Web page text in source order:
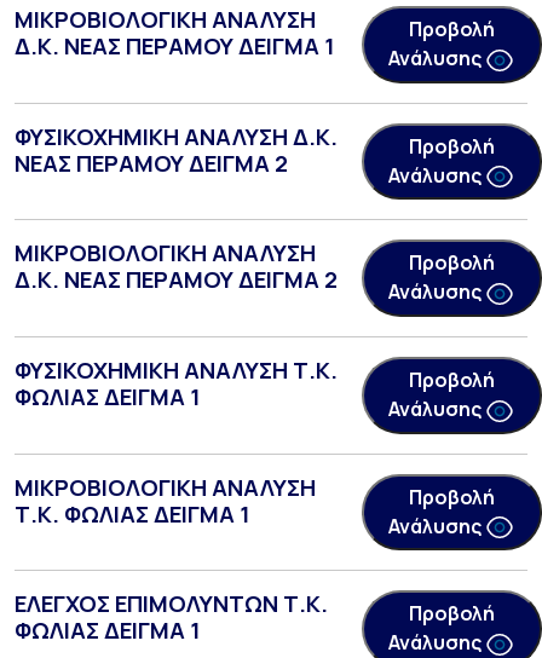
ΜΙΚΡΟΒΙΟΛΟΓΙΚΗ ΑΝΑΛΥΣΗ
Δ.Κ. ΝΕΑΣ ΠΕΡΑΜΟΥ ΔΕΙΓΜΑ 1
Προβολή
Ανάλυσης
ΦΥΣΙΚΟΧΗΜΙΚΗ ΑΝΑΛΥΣΗ Δ.Κ.
ΝΕΑΣ ΠΕΡΑΜΟΥ ΔΕΙΓΜΑ 2
Προβολή
Ανάλυσης
ΜΙΚΡΟΒΙΟΛΟΓΙΚΗ ΑΝΑΛΥΣΗ
Δ.Κ. ΝΕΑΣ ΠΕΡΑΜΟΥ ΔΕΙΓΜΑ 2
Προβολή
Ανάλυσης
ΦΥΣΙΚΟΧΗΜΙΚΗ ΑΝΑΛΥΣΗ Τ.Κ.
ΦΩΛΙΑΣ ΔΕΙΓΜΑ 1
Προβολή
Ανάλυσης
ΜΙΚΡΟΒΙΟΛΟΓΙΚΗ ΑΝΑΛΥΣΗ
Τ.Κ. ΦΩΛΙΑΣ ΔΕΙΓΜΑ 1
Προβολή
Ανάλυσης
ΕΛΕΓΧΟΣ ΕΠΙΜΟΛΥΝΤΩΝ Τ.Κ.
ΦΩΛΙΑΣ ΔΕΙΓΜΑ 1
Προβολή
Ανάλυσης